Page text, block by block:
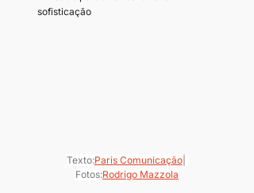
sofisticação
Texto:Paris Comunicação|
Fotos:Rodrigo Mazzola